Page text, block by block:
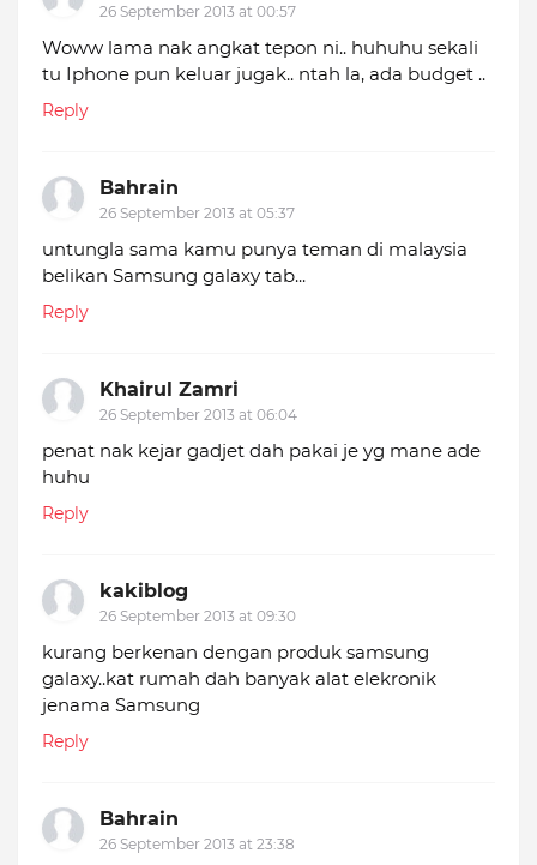
26 September 2013 at 00:57
Woww lama nak angkat tepon ni.. huhuhu sekali
tu Iphone pun keluar jugak.. ntah la, ada budget ..
Reply
Bahrain
26 September 2013 at 05:37
untungla sama kamu punya teman di malaysia
belikan Samsung galaxy tab...
Reply
Khairul Zamri
26 September 2013 at 06:04
penat nak kejar gadjet dah pakai je yg mane ade
huhu
Reply
kakiblog
26 September 2013 at 09:30
kurang berkenan dengan produk samsung
galaxy..kat rumah dah banyak alat elekronik
jenama Samsung
Reply
Bahrain
26 September 2013 at 23:38